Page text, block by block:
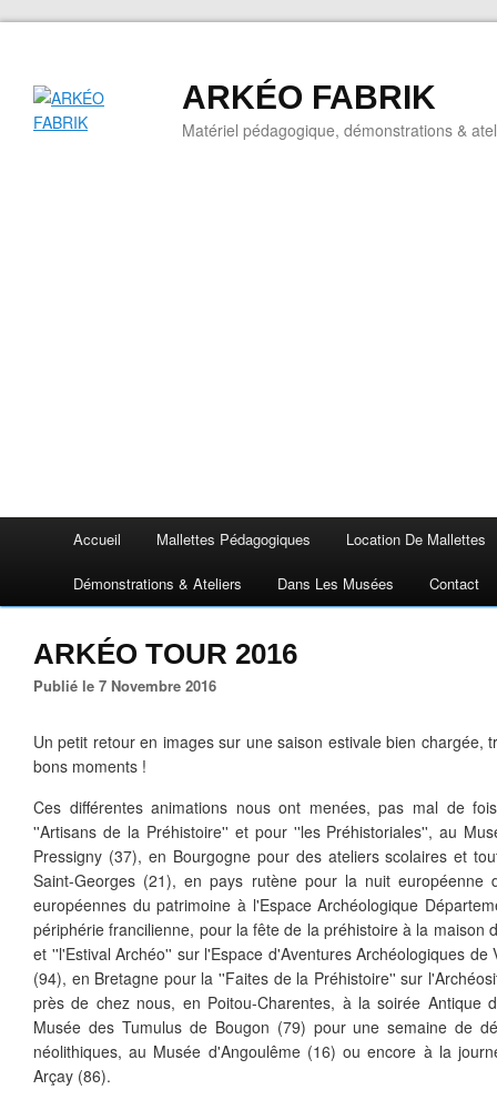
ARKÉO FABRIK
Matériel pédagogique, démonstrations &
Accueil Mallettes Pédagogiques Location De Mallettes
Démonstrations & Ateliers Dans Les Musées Contact
ARKÉO TOUR 2016
Publié le 7 Novembre 2016
Un petit retour en images sur une saison estivale bien chargée,
bons moments !
Ces différentes animations nous ont menées, pas mal de
''Artisans de la Préhistoire'' et pour ''les Préhistoriales'', au
Pressigny (37), en Bourgogne pour des ateliers scolaires et
Saint-Georges (21), en pays rutène pour la nuit européenne
européennes du patrimoine à l'Espace Archéologique
périphérie francilienne, pour la fête de la préhistoire à la maison
et ''l'Estival Archéo'' sur l'Espace d'Aventures Archéologiques de
(94), en Bretagne pour la ''Faites de la Préhistoire'' sur
près de chez nous, en Poitou-Charentes, à la soirée Antique
Musée des Tumulus de Bougon (79) pour une semaine de
néolithiques, au Musée d'Angoulême (16) ou encore à la
Arçay (86).